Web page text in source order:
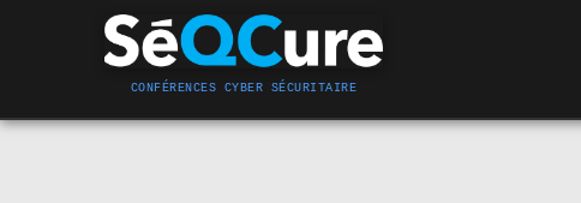
CONFÉRENCES CYBER SÉCURITAIRE